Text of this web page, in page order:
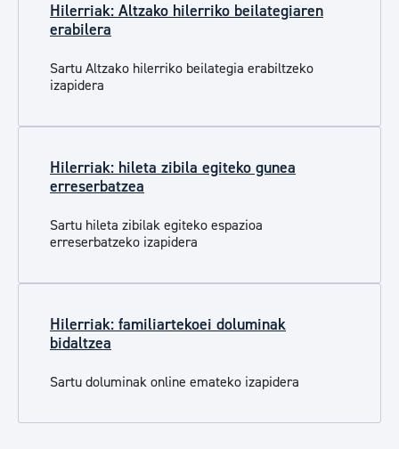
Hilerriak: Altzako hilerriko beilategiaren
erabilera
Sartu Altzako hilerriko beilategia erabiltzeko
izapidera
Hilerriak: hileta zibila egiteko gunea
erreserbatzea
Sartu hileta zibilak egiteko espazioa
erreserbatzeko izapidera
Hilerriak: familiartekoei doluminak
bidaltzea
Sartu doluminak online emateko izapidera